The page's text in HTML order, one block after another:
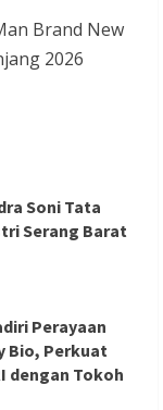
Vihara
Brand New
2026
Soni Tata
Serang Barat
Perayaan
Bio, Perkuat
dengan Tokoh